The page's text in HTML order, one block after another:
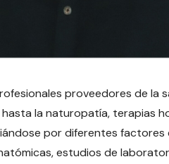
proveedores de la
la naturopatía, terapias
por diferentes factores
estudios de